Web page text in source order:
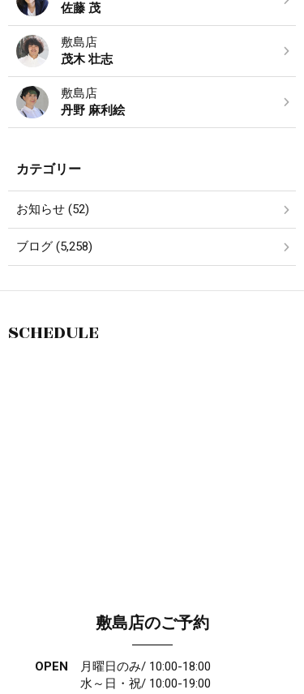
佐藤 茂
敷島店
茂木 壮志
敷島店
丹野 麻利絵
カテゴリー
お知らせ (52)
ブログ (5,258)
SCHEDULE
敷島店のご予約
OPEN
月曜日のみ/ 10:00-18:00
水～日・祝/ 10:00-19:00